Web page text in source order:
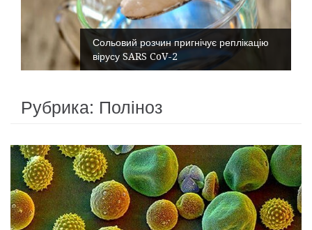
Сольовий розчин пригнічує реплікацію
вірусу SARS CoV-2
Рубрика: Поліноз